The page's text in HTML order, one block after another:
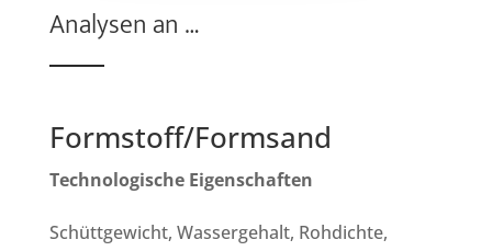
Analysen an …
Formstoff/Formsand
Technologische Eigenschaften
Schüttgewicht, Wassergehalt, Rohdichte,